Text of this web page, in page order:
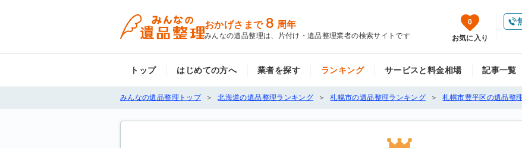
おかげさまで 8 周年
みんなの遺品整理は、片付け・遺品整理業者の検索サイトです
0
お気に入り
トップ はじめての方へ 業者を探す ランキング サービスと料金相場 記事一覧
みんなの遺品整理トップ 北海道の遺品整理ランキング 札幌市の遺品整理ランキング 札幌市豊平区の遺品整